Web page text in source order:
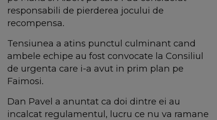
responsabili de pierderea jocului de
recompensa.
Tensiunea a atins punctul culminant cand
ambele echipe au fost convocate la Consiliul
de urgenta care i-a avut in prim plan pe
Faimosi.
Dan Pavel a anuntat ca doi dintre ei au
incalcat regulamentul, lucru ce nu va ramane